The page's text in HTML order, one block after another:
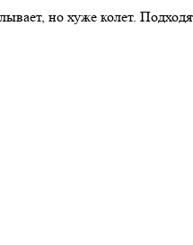
но хуже колет.